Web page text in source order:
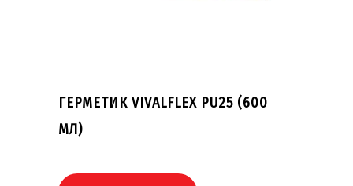
ГЕРМЕТИК VIVALFLEX PU25 (600
МЛ)